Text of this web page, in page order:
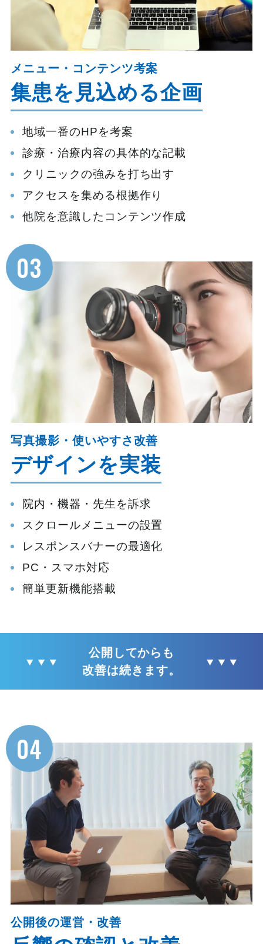
メニュー・コンテンツ考案
集患を見込める企画
地域一番のHPを考案
診療・治療内容の具体的な記載
クリニックの強みを打ち出す
アクセスを集める根拠作り
他院を意識したコンテンツ作成
03
写真撮影・使いやすさ改善
デザインを実装
院内・機器・先生を訴求
スクロールメニューの設置
レスポンスバナーの最適化
PC・スマホ対応
簡単更新機能搭載
公開してからも
改善は続きます。
04
公開後の運営・改善